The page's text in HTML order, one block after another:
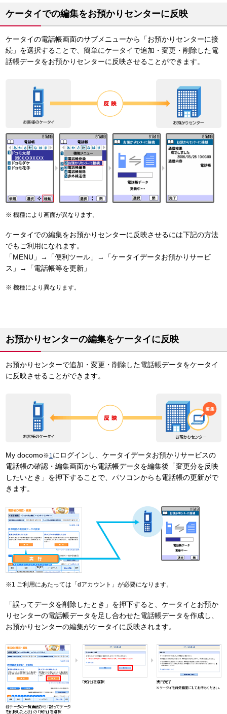
ケータイでの編集をお預かりセンターに反映
ケータイの電話帳画面のサブメニューから「お預かりセンターに接
続」を選択することで、簡単にケータイで追加・変更・削除した電
話帳データをお預かりセンターに反映させることができます。
機種により画面が異なります。
ケータイでの編集をお預かりセンターに反映させるには下記の方法
でもご利用になれます。
「MENU」→「便利ツール」→「ケータイデータお預かりサービ
ス」→「電話帳等を更新」
機種により異なります。
お預かりセンターの編集をケータイに反映
お預かりセンターで追加・変更・削除した電話帳データをケータイ
に反映させることができます。
My docomo※1にログインし、ケータイデータお預かりサービスの
電話帳の確認・編集画面から電話帳データを編集後「変更分を反映
したいとき」を押下することで、パソコンからも電話帳の更新がで
きます。
ご利用にあたっては「dアカウント」が必要になります。
「誤ってデータを削除したとき」を押下すると、ケータイとお預か
りセンターの電話帳データを足し合わせた電話帳データを作成し、
お預かりセンターの編集がケータイに反映されます。